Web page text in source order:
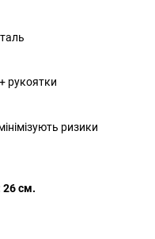
рукоятки
ризики
26 см.